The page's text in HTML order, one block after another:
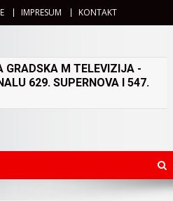
IMPRESUM KONTAKT
GRADSKA M TELEVIZIJA -
629. SUPERNOVA I 547.